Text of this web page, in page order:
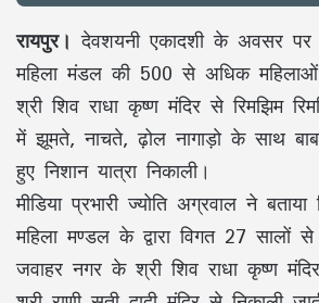
रायपुर। देवशयनी एकादशी के अवसर पर
महिला मंडल की 500 से अधिक
श्री शिव राधा कृष्ण मंदिर से रिमझिम
में झूमते, नाचते, ढ़ोल नागाड़ो के साथ
हुए निशान यात्रा निकाली।
मीडिया प्रभारी ज्योति अग्रवाल ने
महिला मण्डल के द्वारा विगत 27 सालों से
जवाहर नगर के श्री शिव राधा कृष्ण